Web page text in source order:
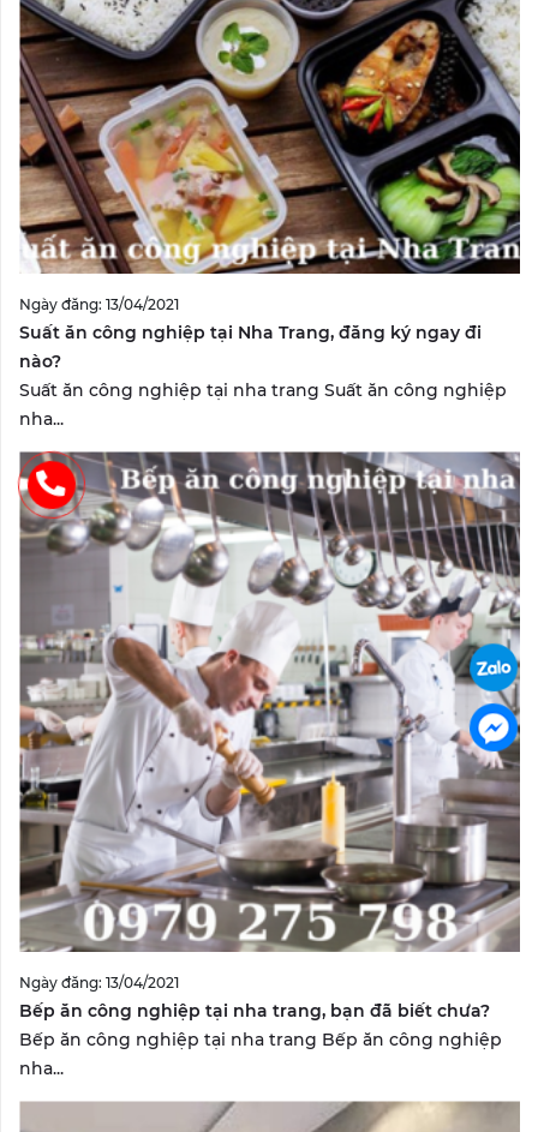
Ngày đăng: 13/04/2021
Suất ăn công nghiệp tại Nha Trang, đăng ký ngay đi
nào?
Suất ăn công nghiệp tại nha trang Suất ăn công nghiệp
nha...
Ngày đăng: 13/04/2021
Bếp ăn công nghiệp tại nha trang, bạn đã biết chưa?
Bếp ăn công nghiệp tại nha trang Bếp ăn công nghiệp
nha...